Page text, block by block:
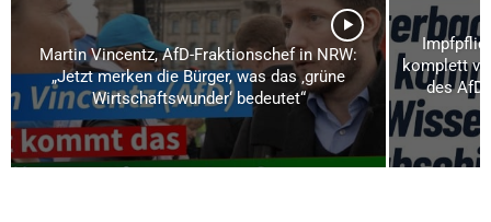
Martin Vincentz, AfD-Fraktionschef in NRW:
„Jetzt merken die Bürger, was das ‚grüne
Wirtschaftswunder‘ bedeutet“
komplett
des